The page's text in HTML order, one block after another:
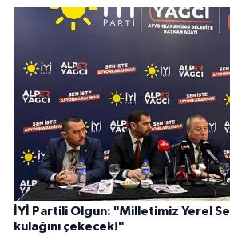
İYİ Partili Olgun: "Milletimiz Yerel
kulağını çekecek!"